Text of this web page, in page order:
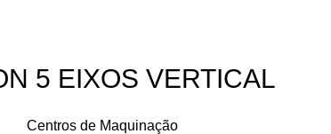
5 EIXOS VERTICAL
Centros de Maquinação